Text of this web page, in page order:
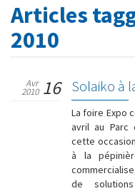
Articles
2010
Solaiko à
Avr
2010 16
La foire Expo
avril au Parc
cette
à la
de